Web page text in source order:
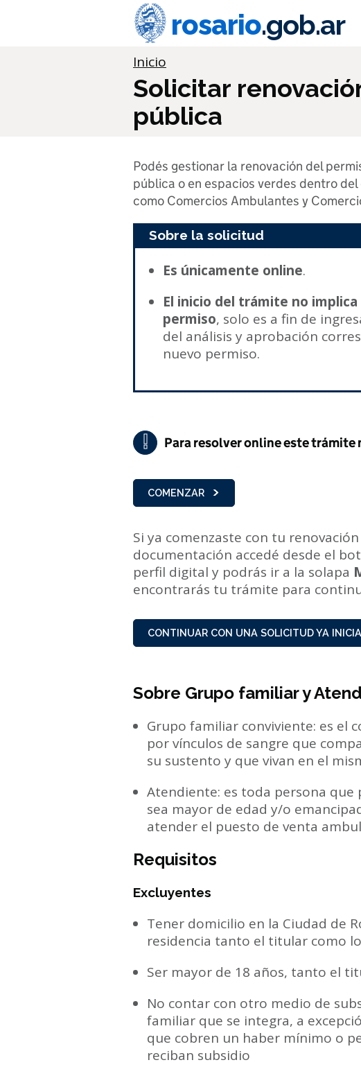
rosario.gob.ar
Información importante
Inicio
Solicitar
pública
Podés gestionar la renovación del
pública o en espacios verdes dentro
como Comercios Ambulantes y
Sobre la solicitud
Es únicamente online.
El inicio del trámite no
permiso, solo es a fin de
del análisis y aprobación
nuevo permiso.
! Importante
Para resolver online este
COMENZAR
Si ya comenzaste con tu
documentación accedé desde el
perfil digital y podrás ir a la solapa
encontrarás tu trámite para
CONTINUAR CON UNA SOLICITUD YA
Sobre Grupo familiar y
Grupo familiar conviviente: es el
por vínculos de sangre que
su sustento y que vivan en el
Atendiente: es toda persona
sea mayor de edad y/o
atender el puesto de venta
Requisitos
Excluyentes
Tener domicilio en la Ciudad de
residencia tanto el titular como
Ser mayor de 18 años, tanto el
No contar con otro medio de
familiar que se integra, a
que cobren un haber mínimo o
reciban subsidio